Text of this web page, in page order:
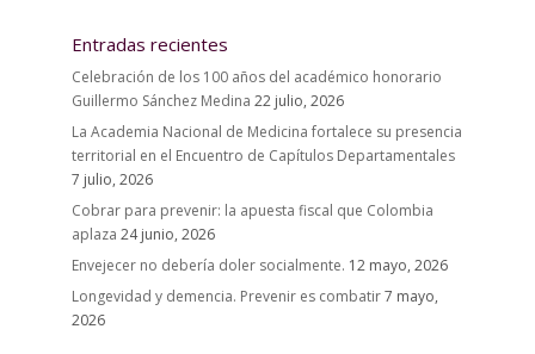
Entradas recientes
Celebración de los 100 años del académico honorario
Guillermo Sánchez Medina 22 julio, 2026
La Academia Nacional de Medicina fortalece su presencia
territorial en el Encuentro de Capítulos Departamentales
7 julio, 2026
Cobrar para prevenir: la apuesta fiscal que Colombia
aplaza 24 junio, 2026
Envejecer no debería doler socialmente. 12 mayo, 2026
Longevidad y demencia. Prevenir es combatir7 mayo,
2026